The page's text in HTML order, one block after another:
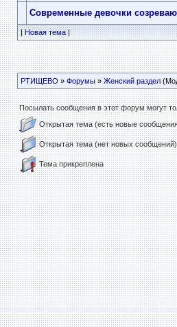
Современные девочки
|Новая тема|
РТИЩЕВО » Форумы» Женский раздел
Посылать сообщения в этот форум могут
Открытая тема (есть новые
Открытая тема (нет новых сообщений)
Тема прикреплена